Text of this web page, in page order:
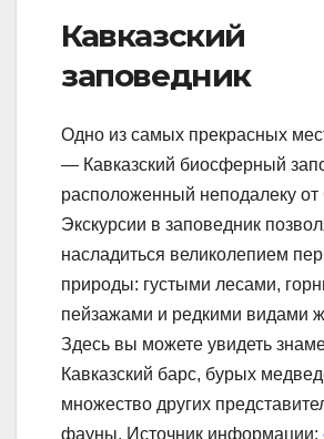
Кавказский
заповедник
Одно из самых прекрасных
— Кавказский биосферный
расположенный неподалеку от
Экскурсии в заповедник
насладиться великолепием
природы: густыми лесами,
пейзажами и редкими видами
Здесь вы можете увидеть
Кавказский барс, бурых
множество других
фауны. Источник информации: